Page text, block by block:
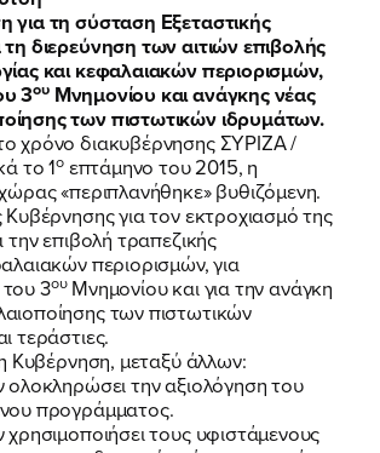
τη σύσταση Εξεταστικής
διερεύνηση των αιτιών επιβολής
και κεφαλαιακών περιορισμών,
3ουΜνημονίου και ανάγκης νέας
των πιστωτικών ιδρυμάτων.
χρόνο διακυβέρνησης ΣΥΡΙΖΑ /
το 1οεπτάμηνο του 2015, η
«περιπλανήθηκε» βυθιζόμενη.
Κυβέρνησης για τον εκτροχιασμό της
την επιβολή τραπεζικής
περιορισμών, για
3ουΜνημονίου και για την ανάγκη
των πιστωτικών
τεράστιες.
η Κυβέρνηση, μεταξύ άλλων:
ολοκληρώσει την αξιολόγηση του
προγράμματος.
χρησιμοποιήσει τους υφιστάμενους
Κεραμέως
Κεραμέως